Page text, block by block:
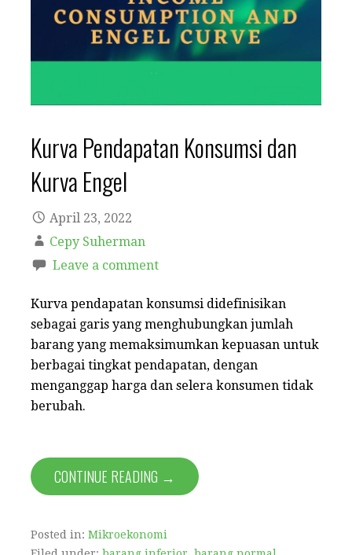
Kurva Pendapatan Konsumsi dan
Kurva Engel
April 23, 2022
Cepy Suherman
Leave a comment
Kurva pendapatan konsumsi didefinisikan
sebagai garis yang menghubungkan jumlah
barang yang memaksimumkan kepuasan untuk
berbagai tingkat pendapatan, dengan
menganggap harga dan selera konsumen tidak
berubah.
CONTINUE READING →
Posted in: Mikroekonomi